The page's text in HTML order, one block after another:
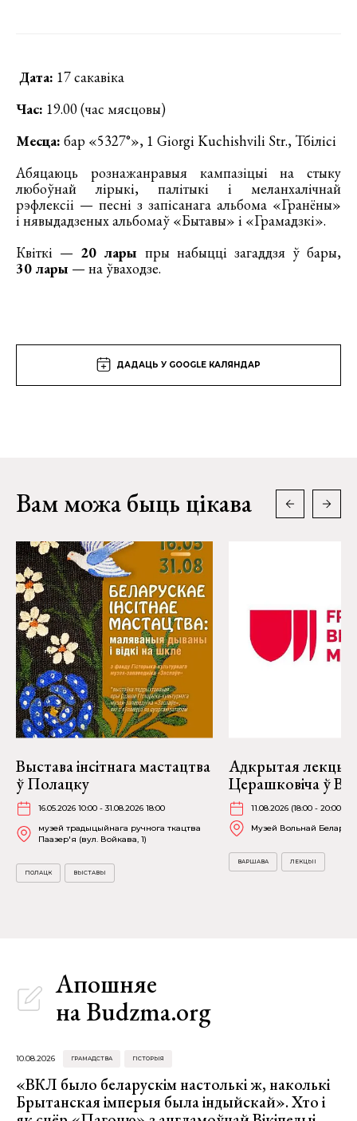
Дата: 17 сакавіка
Час: 19.00 (час мясцовы)
Месца: бар «5327°», 1 Giorgi Kuchishvili Str., Тбілісі
Абяцаюць рознажанравыя кампазіцыі на стыку
любоўнай лірыкі, палітыкі і меланхалічнай
рэфлексіі — песні з запісанага альбома «Гранёны»
і нявыдадзеных альбомаў «Бытавы» і «Грамадзкі».
Квіткі — 20 лары пры набыцці загаддзя ў бары,
30 лары — на ўваходзе.
ДАДАЦЬ У GOOGLE КАЛЯНДАР
Вам можа быць цікава
Выстава інсітнага мастацтва
ў Полацку
16.05.2026 10:00 - 31.08.2026 18:00
музей традыцыйнага ручнога ткацтва
Паазер'я (вул. Войкава, 1)
ПОЛАЦК ВЫСТАВЫ
Адкрытая
Церашковіча ў
11.08.2026 (18:00 - 20:00)
Музей Вольнай Беларусі
ВАРШАВА ЛЕКЦЫІ
Апошняе
на Budzma.org
10.08.2026 ГРАМАДСТВА ГІСТОРЫЯ
«ВКЛ было беларускім настолькі ж, наколькі
Брытанская імперыя была індыйскай». Хто і